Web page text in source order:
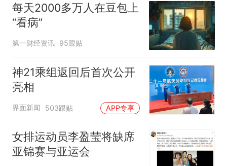
每天2000多万人在豆包上
“看病”
第一财经资讯 95跟贴
神21乘组返回后首次公开
亮相
界面新闻 503跟贴 APP专享
女排运动员李盈莹将缺席
亚锦赛与亚运会